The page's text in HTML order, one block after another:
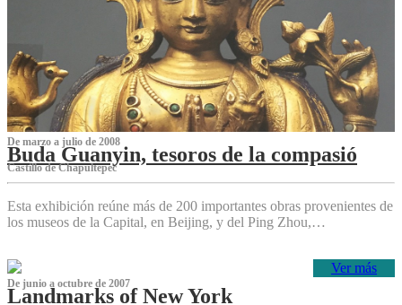
De marzo a julio de 2008
Buda Guanyin, tesoros de la compasió
Castillo de Chapultepec
Esta exhibición reúne más de 200 importantes obras provenientes de
los museos de la Capital, en Beijing, y del Ping Zhou,…
Ver más
De junio a octubre de 2007
Landmarks of New York